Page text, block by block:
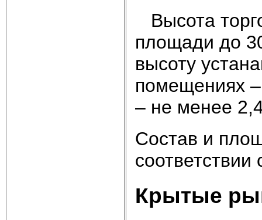
Высота
площади до
высоту
помещениях
– не менее
Состав и
Крытые